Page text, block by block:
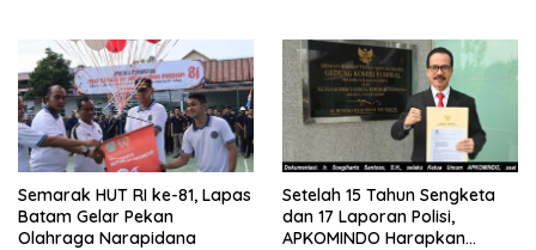
Semarak HUT RI ke-81, Lapas
Batam Gelar Pekan
Olahraga Narapidana
Setelah 15 Tahun Sengketa
dan 17 Laporan Polisi,
APKOMINDO Harapkan